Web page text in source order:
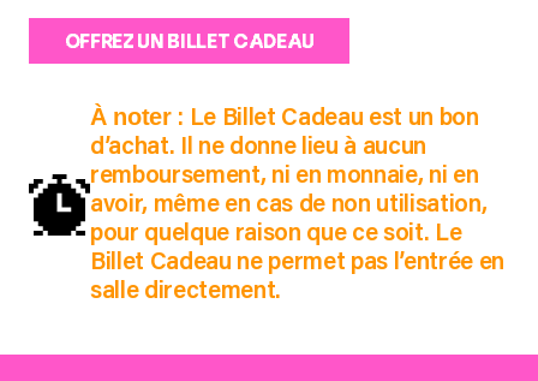
OFFREZ UN BILLET CADEAU
À noter: Le Billet Cadeau est un bon
d’achat. Il ne donne lieu à aucun
remboursement, ni en monnaie, ni en
avoir, même en cas de non utilisation,
pour quelque raison que ce soit. Le
Billet Cadeau ne permet pas l’entrée en
salle directement.